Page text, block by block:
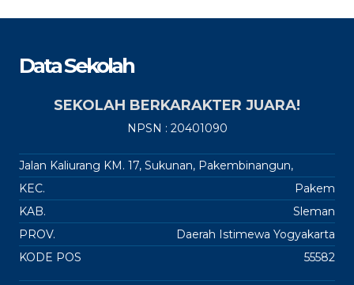
Data Sekolah
SEKOLAH BERKARAKTER JUARA!
NPSN : 20401090
Jalan Kaliurang KM. 17, Sukunan, Pakembinangun,
KEC.
Pakem
KAB.
Sleman
PROV.
Daerah Istimewa Yogyakarta
KODE POS
55582